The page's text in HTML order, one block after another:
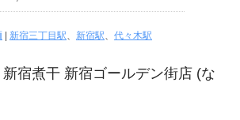
新宿三丁目駅、 新宿駅、 代々木駅
宿煮干 新宿ゴールデン街店 (な